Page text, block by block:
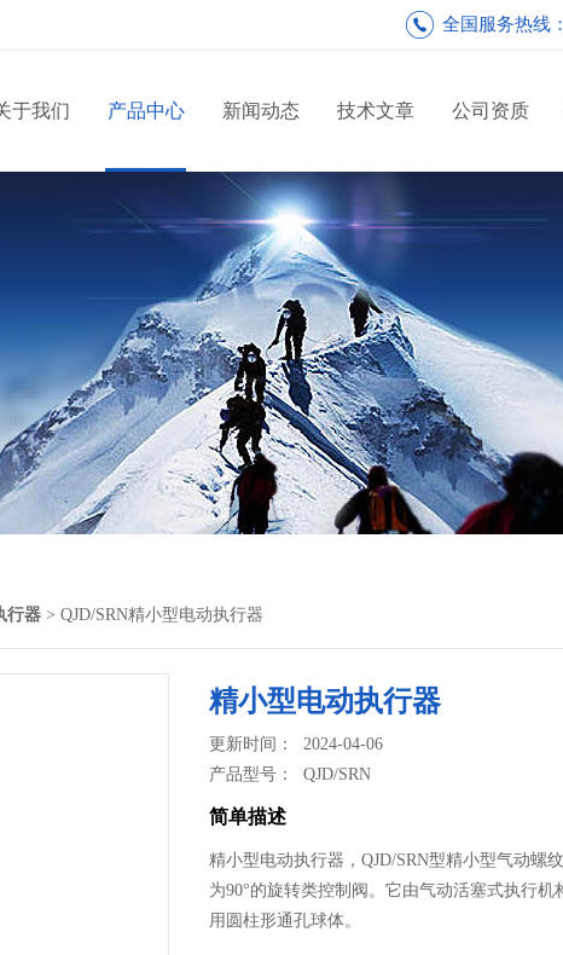
全国服务热线：
于我们 产品中心 新闻动态 技术文章 公司资质
行器 > QJD/SRN精小型电动执行器
精小型电动执行器
更新时间： 2024-04-06
产品型号：QJD/SRN
简单描述
精小型电动执行器，QJD/SRN型精小型气动螺
为90°的旋转类控制阀。它由气动活塞式执行
用圆柱形通孔球体。